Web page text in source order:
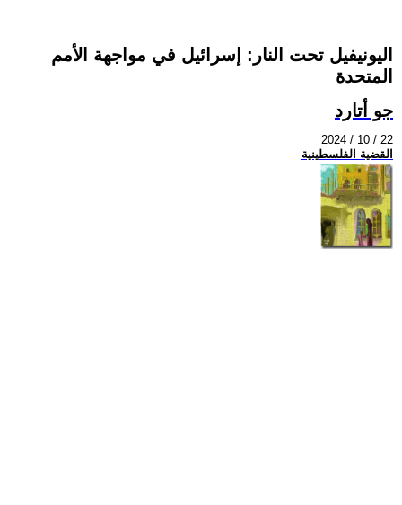
اليونيفيل تحت النار: إسرائيل في مواجهة الأمم
المتحدة
جو أتارد
2024 / 10 / 22
القضية الفلسطينية